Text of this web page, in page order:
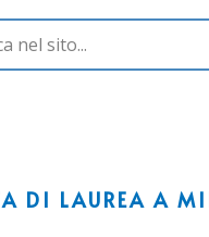
DI LAUREA A